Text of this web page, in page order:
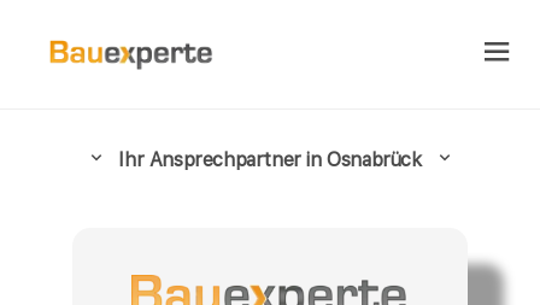
Ihr Ansprechpartner in Osnabrück